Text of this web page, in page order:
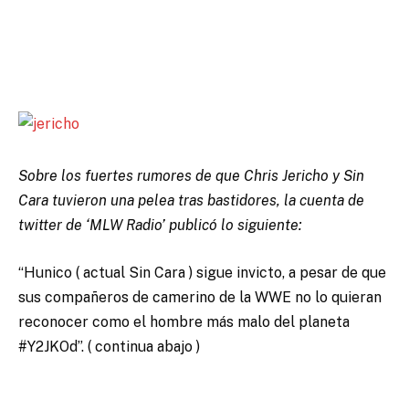
Sobre los fuertes rumores de que Chris Jericho y Sin
Cara tuvieron una pelea tras bastidores, la cuenta de
twitter de ‘MLW Radio’ publicó lo siguiente:
“Hunico ( actual Sin Cara ) sigue invicto, a pesar de que
sus compañeros de camerino de la WWE no lo quieran
reconocer como el hombre más malo del planeta
#Y2JKOd”. ( continua abajo )